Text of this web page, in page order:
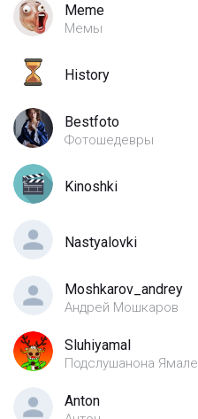
Meme
Мемы
History
Bestfoto
Фотошедевры
Kinoshki
Nastyalovki
Moshkarov_andrey
Андрей Мошкаров
Sluhiyamal
Подслушанона Ямале
Anton